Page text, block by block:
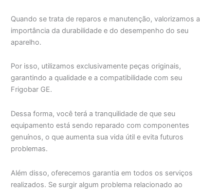
Quando se trata de reparos e manutenção, valorizamos a
importância da durabilidade e do desempenho do seu
aparelho.
Por isso, utilizamos exclusivamente peças originais,
garantindo a qualidade e a compatibilidade com seu
Frigobar GE.
Dessa forma, você terá a tranquilidade de que seu
equipamento está sendo reparado com componentes
genuínos, o que aumenta sua vida útil e evita futuros
problemas.
Além disso, oferecemos garantia em todos os serviços
realizados. Se surgir algum problema relacionado ao